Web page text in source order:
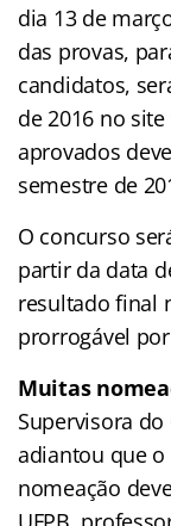
dia 13 de
das provas,
candidatos,
de 2016 no
aprovados
semestre de
O concurso
partir da data
resultado final
prorrogável
Muitas
Supervisora
adiantou que
nomeação